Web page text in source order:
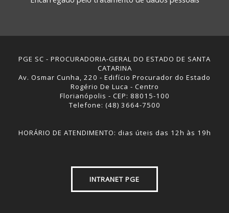
PGE SC - PROCURADORIA-GERAL DO ESTADO DE SANTA
CATARINA
Av. Osmar Cunha, 220 - Edifício Procurador do Estado
Rogério De Luca - Centro
Florianópolis - CEP: 88015-100
Telefone: (48) 3664-7500
HORÁRIO DE ATENDIMENTO: dias úteis das 12h às 19h
INTRANET PGE